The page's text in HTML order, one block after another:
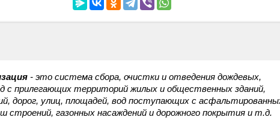
- это система сбора, очистки и отведения дождевых,
с прилегающих территорий жилых и общественных зданий,
дорог, улиц, площадей, вод поступающих с
строений, газонных насаждений и дорожного покрытия и т.д.